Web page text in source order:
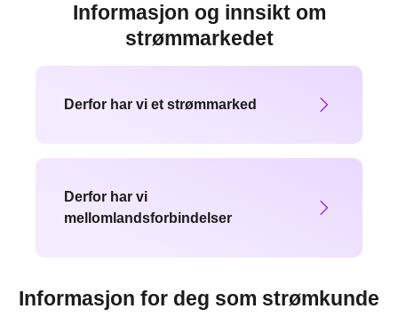
Informasjon og innsikt om
strømmarkedet
Derfor har vi et strømmarked
Derfor har vi
mellomlandsforbindelser
Informasjon for deg som strømkunde